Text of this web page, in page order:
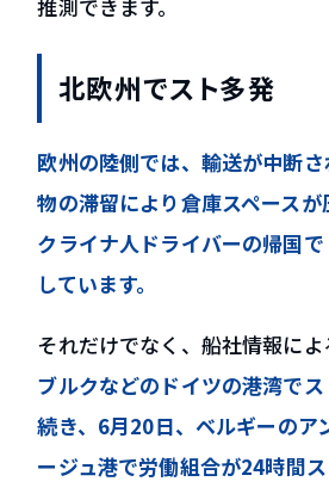
推測できます。
北欧州でスト多発
欧州の陸側では、輸送が中断
物の滞留により倉庫スペース
クライナ人ドライバーの帰国
しています。
それだけでなく、船社情報によ
ブルクなどのドイツの港湾で
続き、6月20日、ベルギーのア
ージュ港で労働組合が24時間ス